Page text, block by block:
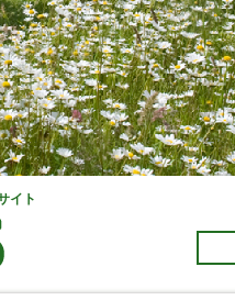
イト